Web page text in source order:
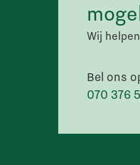
Wij
Bel ons
070 376